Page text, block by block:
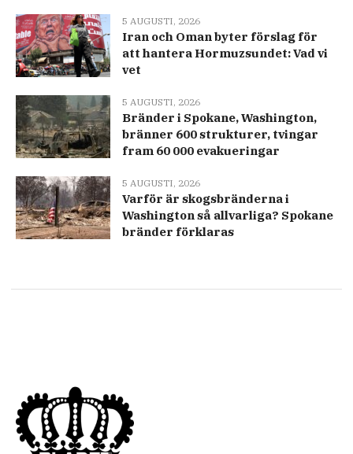
5 AUGUSTI, 2026
Iran och Oman byter förslag för
att hantera Hormuzsundet: Vad vi
vet
5 AUGUSTI, 2026
Bränder i Spokane, Washington,
bränner 600 strukturer, tvingar
fram 60 000 evakueringar
5 AUGUSTI, 2026
Varför är skogsbränderna i
Washington så allvarliga? Spokane
bränder förklaras